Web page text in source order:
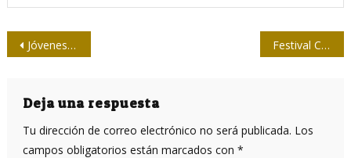
Navegación
entradas
Jóvenes martianos, cerca de la historia Festival Crear Tv: regalo guantanamero a Fidel
Deja una respuesta
Tu dirección de correo electrónico no será publicada. Los
campos obligatorios están marcados con *